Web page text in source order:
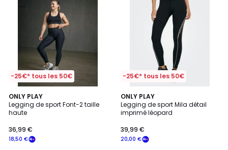
-25€* tous les 50€
ONLY PLAY
Legging de sport Font-2 taille
haute
18,50 €
36,99 €
5
/
5
-25€* tous les 50€
ONLY PLAY
Legging de sport Mila détail
imprimé léopard
20,00 €
39,99 €
4,5
/ 5